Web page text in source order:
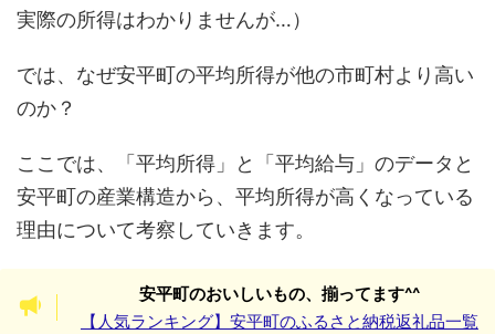
実際の所得はわかりませんが…）
では、なぜ安平町の平均所得が他の市町村より高い
のか？
ここでは、「平均所得」と「平均給与」のデータと
安平町の産業構造から、平均所得が高くなっている
理由について考察していきます。
安平町のおいしいもの、揃ってます^^
【人気ランキング】安平町のふるさと納税返礼品一覧